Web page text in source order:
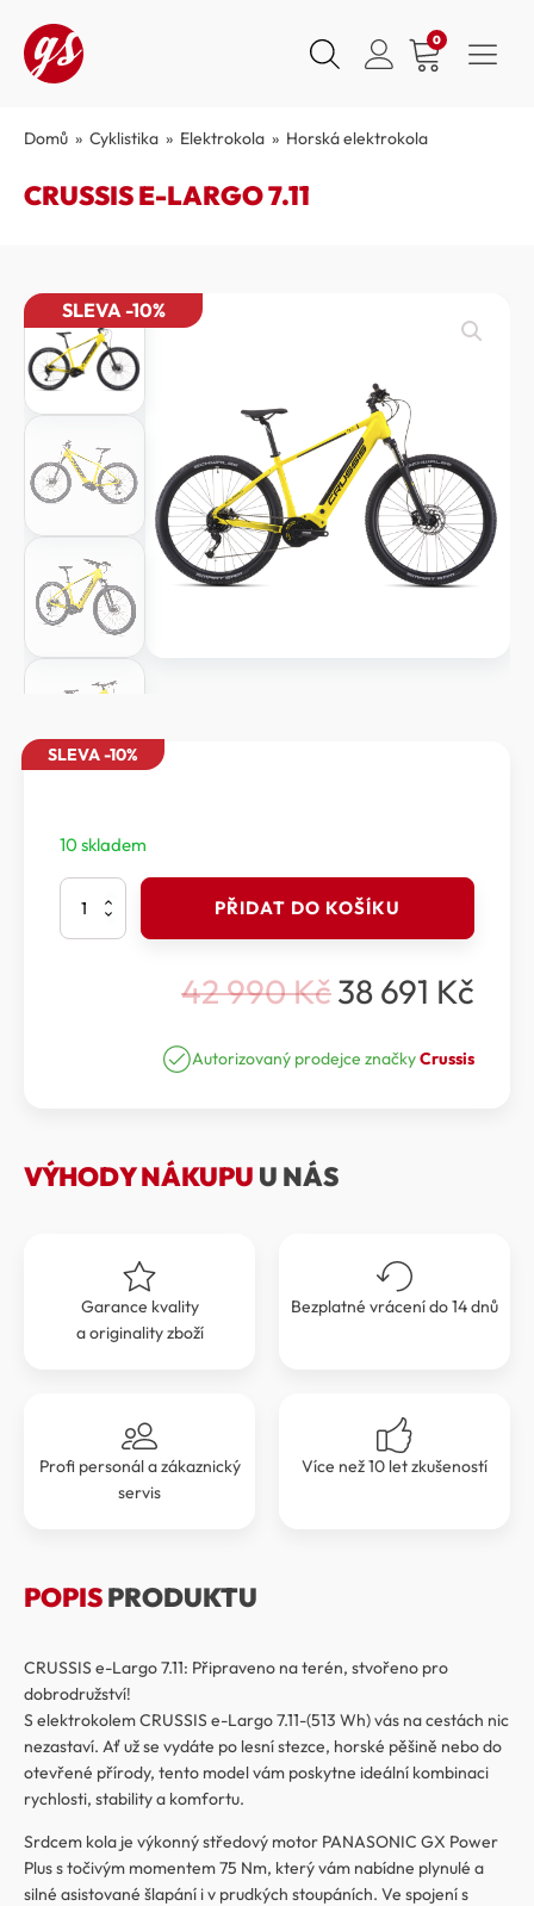
0
Domů » Cyklistika » Elektrokola » Horská elektrokola
CRUSSIS E-LARGO 7.11
SLEVA -10%
SLEVA -10%
10 skladem
Crussis
Largo
PŘIDAT DO KOŠÍKU
42 990Kč
Původní
cena
byla:
38 691 Kč
Aktuální
cena
je:
Autorizovaný prodejce značkyCrussis
VÝHODY NÁKUPU U NÁS
Garance kvality
a originality zboží
Bezplatné vrácení do 14 dnů
Profi personál a zákaznický
servis
Více než 10 let zkušeností
POPISPRODUKTU
CRUSSIS e-Largo 7.11: Připraveno na terén, stvořeno pro
dobrodružství!
S elektrokolem CRUSSIS e-Largo 7.11-(513 Wh) vás na cestách nic
nezastaví. Ať už se vydáte po lesní stezce, horské pěšině nebo do
otevřené přírody, tento model vám poskytne ideální kombinaci
rychlosti, stability a komfortu.
Srdcem kola je výkonný středový motor PANASONIC GX Power
Plus s točivým momentem 75 Nm, který vám nabídne plynulé a
silné asistované šlapání i v prudkých stoupáních. Ve spojení s